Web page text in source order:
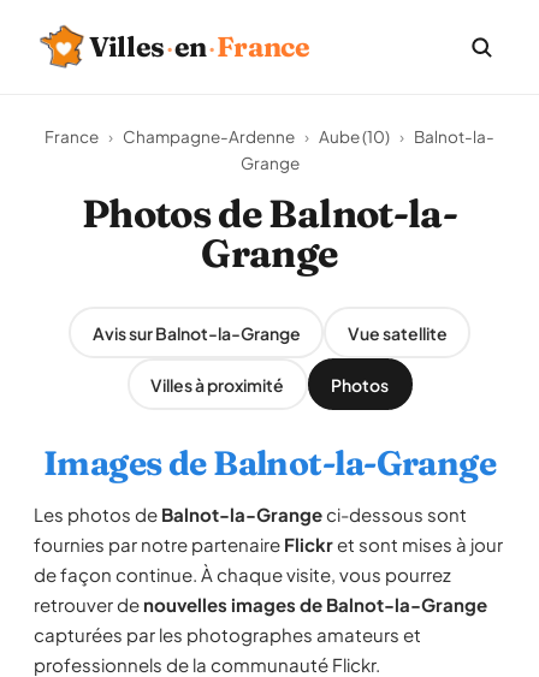
Villes·en·France
France › Champagne-Ardenne › Aube (10) › Balnot-la-
Grange
Photos de Balnot-la-
Grange
Avis sur Balnot-la-Grange Vue satellite
Villes à proximité Photos
Images de Balnot-la-Grange
Les photos de Balnot-la-Grangeci-dessous sont
fournies par notre partenaire Flickret sont mises à jour
de façon continue. À chaque visite, vous pourrez
retrouver de nouvelles images de Balnot-la-Grange
capturées par les photographes amateurs et
professionnels de la communauté Flickr.